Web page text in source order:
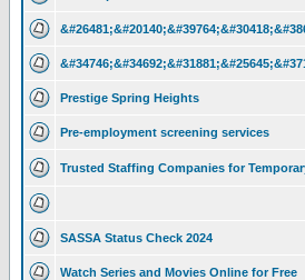
Prestige Spring Heights
Pre-employment screening services
Trusted Staffing Companies for
SASSA Status Check 2024
Watch Series and Movies Online for Free